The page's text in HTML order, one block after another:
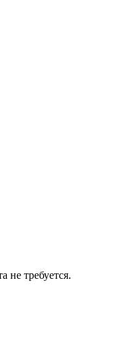
не требуется.